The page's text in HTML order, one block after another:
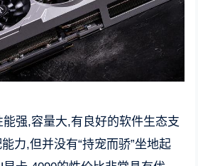
能强,容量大,有良好的软件生态支
力,但并没有“持宠而骄”坐地起